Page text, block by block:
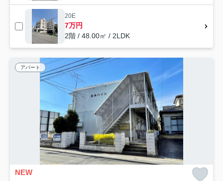
20E
7万円
2階 / 48.00㎡ / 2LDK
アパート
NEW